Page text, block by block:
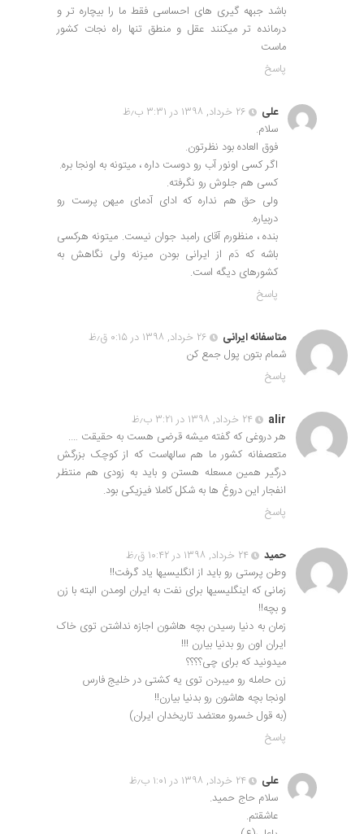
باشد جبهه گیری های احساسی فقط ما را بیچاره تر و
درمانده تر میکنند عقل و منطق تنها راه نجات کشور
ماست
پاسخ
علی
۲۶ خرداد, ۱۳۹۸ در ۳:۳۱ ب٫ظ
سلام.
فوق العاده بود نظرتون.
اگر کسی اونور آب رو دوست داره ، میتونه به اونجا بره.
کسی هم جلوش رو نگرفته.
ولی حق هم نداره که ادای آدمای میهن پرست رو
دربیاره.
بنده ، منظورم آقای رامبد جوان نیست. میتونه هرکسی
باشه که دَم از ایرانی بودن میزنه ولی نگاهش به
کشورهای دیگه است.
پاسخ
متاسفانه ایرانی
۲۶ خرداد, ۱۳۹۸ در ۰:۱۵ ق٫ظ
شمام بتون پول جمع کن
پاسخ
alir
۲۴ خرداد, ۱۳۹۸ در ۳:۲۱ ب٫ظ
هر دروغی که گفته میشه قرضی هست به حقیقت ….
متعصفانه کشور ما هم سالهاست که از کوچک بزرگش
درگیر همین مسعله هستن و باید به زودی هم منتظر
انفجار این دروغ ها به شکل کاملا فیزیکی بود.
پاسخ
حميد
۲۴ خرداد, ۱۳۹۸ در ۱۰:۴۲ ق٫ظ
وطن پرستى رو باید از انگلیسیها یاد گرفت!!
زمانى که اینگلیسیها براى نفت به ایران اومدن البته با زن
و بچه!!
زمان به دنیا رسیدن بچه هاشون اجازه نداشتن توى خاک
ایران اون رو بدنیا بیارن !!!
میدونید که براى چى؟؟؟؟
زن حامله رو میبردن توى یه کشتى در خلیج فارس
اونجا بچه هاشون رو بدنیا بیارن!!
(به قول خسرو معتضد تاریخدان ایران)
پاسخ
علی
۲۴ خرداد, ۱۳۹۸ در ۱:۰۱ ب٫ظ
سلام حاج حمید.
عاشقتم.